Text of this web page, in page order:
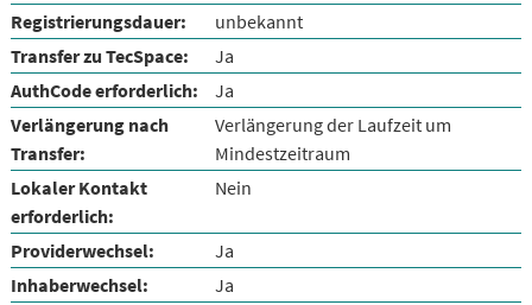
Registrierungsdauer:
unbekannt
Transfer zu TecSpace:
Ja
AuthCode erforderlich:
Ja
Verlängerung nach
Transfer:
Verlängerung der Laufzeit um
Mindestzeitraum
Lokaler Kontakt
erforderlich:
Nein
Providerwechsel:
Ja
Inhaberwechsel:
Ja